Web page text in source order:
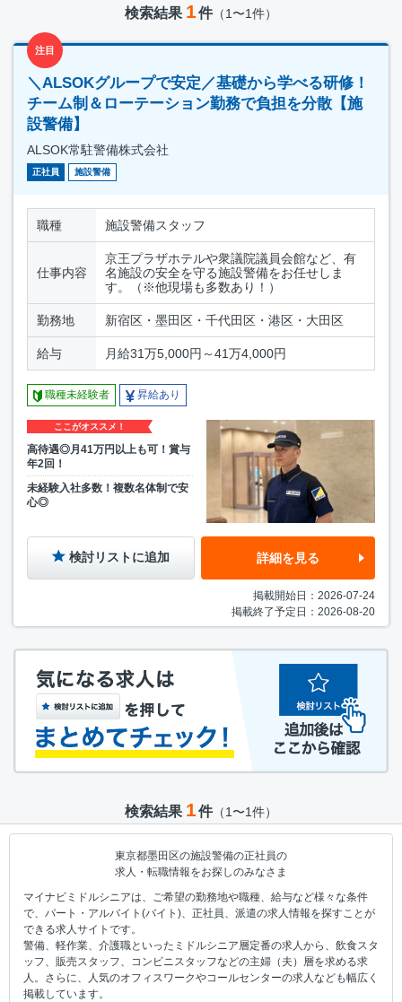
検索結果 1件（1〜1件）
注目
＼ALSOKグループで安定／基礎から学べる研修！
チーム制＆ローテーション勤務で負担を分散【施
設警備】
ALSOK常駐警備株式会社
正社員 施設警備
職種 施設警備スタッフ
仕事内容
京王プラザホテルや衆議院議員会館など、有
名施設の安全を守る施設警備をお任せしま
す。（※他現場も多数あり！）
勤務地 新宿区・墨田区・千代田区・港区・大田区
給与 月給31万5,000円～41万4,000円
職種未経験者 昇給あり
ここがオススメ！
高待遇◎月41万円以上も可！賞与
年2回！
未経験入社多数！複数名体制で安
心◎
検討リストに追加 詳細を見る
掲載開始日：2026-07-24
掲載終了予定日：2026-08-20
検索結果 1件（1〜1件）
東京都墨田区の施設警備の正社員の
求人・転職情報をお探しのみなさま
マイナビミドルシニアは、ご希望の勤務地や職種、給与など様々な条件
で、パート・アルバイト(バイト)、正社員、派遣の求人情報を探すことが
できる求人サイトです。
警備、軽作業、介護職といったミドルシニア層定番の求人から、飲食スタ
ッフ、販売スタッフ、コンビニスタッフなどの主婦（夫）層を求める求
人。さらに、人気のオフィスワークやコールセンターの求人なども幅広く
掲載しています。